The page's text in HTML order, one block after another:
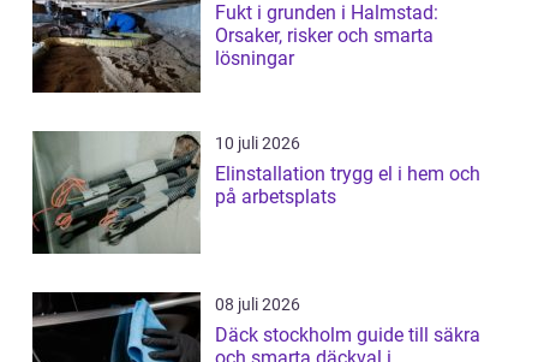
Fukt i grunden i Halmstad:
Orsaker, risker och smarta
lösningar
10 juli 2026
Elinstallation trygg el i hem och
på arbetsplats
08 juli 2026
Däck stockholm guide till säkra